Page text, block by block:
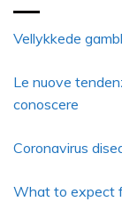
Vellykkede
Le nuove
conoscere
Coronavirus
What to expect